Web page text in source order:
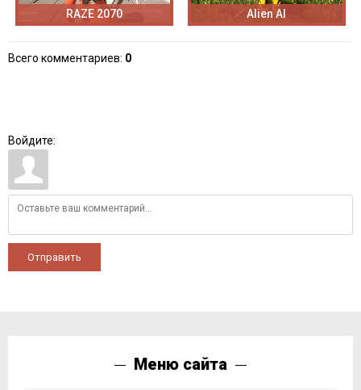
RAZE 2070 Alien AI
Всего комментариев: 0
Войдите:
Отправить
Меню сайта